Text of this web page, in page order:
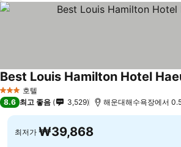
3 성급 호텔
Best Louis Hamilton Hotel
8.6 최고 좋음 3,529 해운대해수욕장에서
최저가 ₩39,868